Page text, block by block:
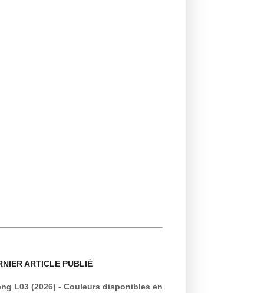
ARTICLE PUBLIÉ
L03 (2026) - Couleurs disponibles en